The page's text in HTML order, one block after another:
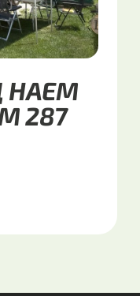
НАЕМ
287